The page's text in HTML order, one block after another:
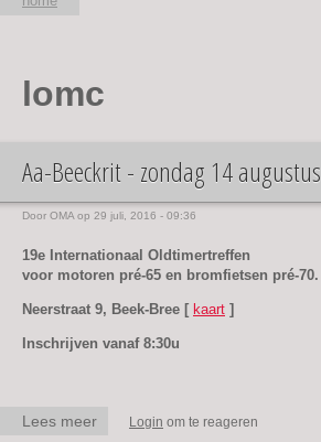
U bent hier
lomc
Aa-Beeckrit - zondag 14 augustus
Door OMA op 29 juli, 2016 - 09:36
19e Internationaal Oldtimertreffen
voor motoren pré-65 en bromfietsen pré-70.
Neerstraat 9, Beek-Bree [ kaart ]
Inschrijven vanaf 8:30u
Lees meer over Aa-Beeckrit -
Login om te reageren